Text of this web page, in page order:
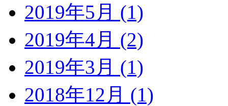
2019年5月 (1)
2019年4月 (2)
2019年3月 (1)
2018年12月 (1)